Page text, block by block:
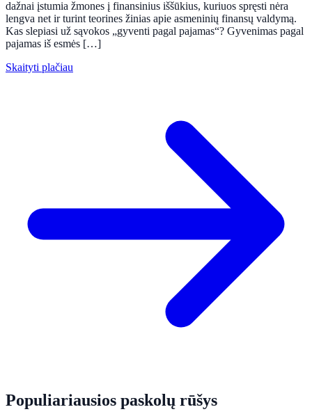
dažnai įstumia žmones į finansinius iššūkius, kuriuos spręsti nėra
lengva net ir turint teorines žinias apie asmeninių finansų valdymą.
Kas slepiasi už sąvokos „gyventi pagal pajamas“? Gyvenimas pagal
pajamas iš esmės […]
Skaityti plačiau
Populiariausios paskolų rūšys